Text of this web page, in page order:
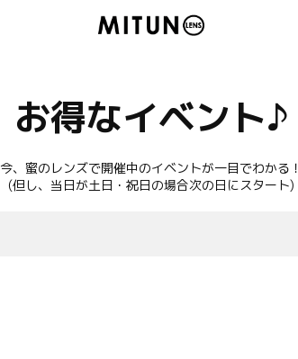
お得なイベント♪
今、蜜のレンズで開催中のイベントが一目でわかる！
(但し、当日が土日・祝日の場合次の日にスタート)